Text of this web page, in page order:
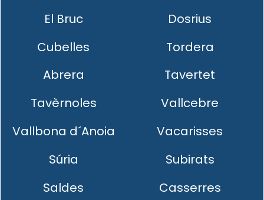
El Bruc
Dosrius
Cubelles
Tordera
Abrera
Tavertet
Tavèrnoles
Vallcebre
Vallbona d´Anoia
Vacarisses
Súria
Subirats
Saldes
Casserres